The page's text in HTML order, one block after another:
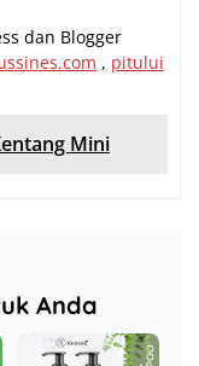
dan Blogger
, pitului
Mini
Anda